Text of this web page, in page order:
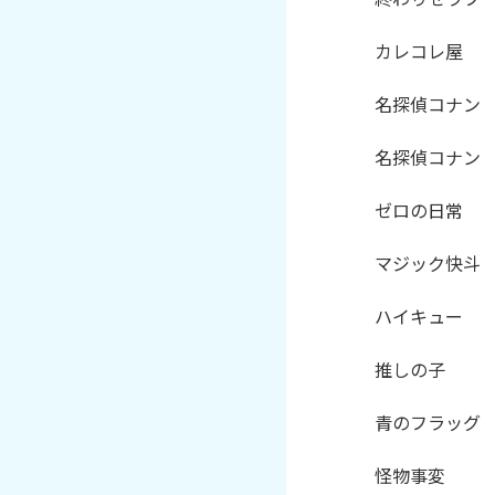
カレコレ屋
名探偵コナン
名探偵コナン
ゼロの日常
マジック快斗
ハイキュー
推しの子
青のフラッグ
怪物事変